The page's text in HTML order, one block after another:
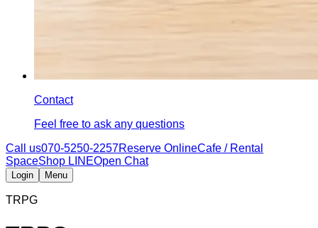
Contact
Feel free to ask any questions
Call us070-5250-2257Reserve OnlineCafe / Rental
SpaceShop LINEOpen Chat
Login Menu
TRPG